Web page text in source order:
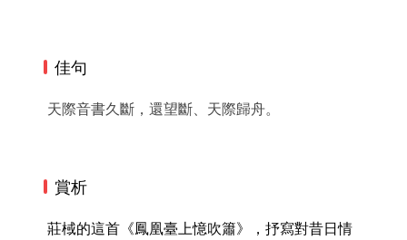
佳句
天際音書久斷，還望斷、天際歸舟。
賞析